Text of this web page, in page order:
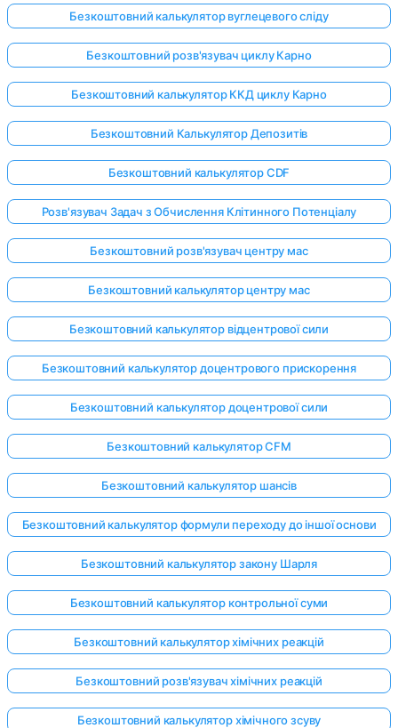
Безкоштовний калькулятор вуглецевого сліду
Безкоштовний розв'язувач циклу Карно
Безкоштовний калькулятор ККД циклу Карно
Безкоштовний Калькулятор Депозитів
Безкоштовний калькулятор CDF
Розв'язувач Задач з Обчислення Клітинного Потенціалу
Безкоштовний розв'язувач центру мас
Безкоштовний калькулятор центру мас
Безкоштовний калькулятор відцентрової сили
Безкоштовний калькулятор доцентрового прискорення
Безкоштовний калькулятор доцентрової сили
Безкоштовний калькулятор CFM
Безкоштовний калькулятор шансів
Безкоштовний калькулятор формули переходу до іншої основи
Безкоштовний калькулятор закону Шарля
Безкоштовний калькулятор контрольної суми
Безкоштовний калькулятор хімічних реакцій
Безкоштовний розв'язувач хімічних реакцій
Безкоштовний калькулятор хімічного зсуву